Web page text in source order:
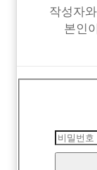
작성자
본인